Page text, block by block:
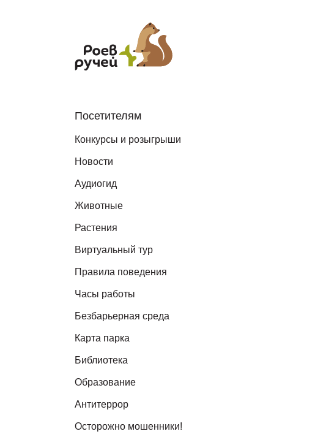
Посетителям
Конкурсы и розыгрыши
Новости
Аудиогид
Животные
Растения
Виртуальный тур
Правила поведения
Часы работы
Безбарьерная среда
Карта парка
Библиотека
Образование
Антитеррор
Осторожно мошенники!